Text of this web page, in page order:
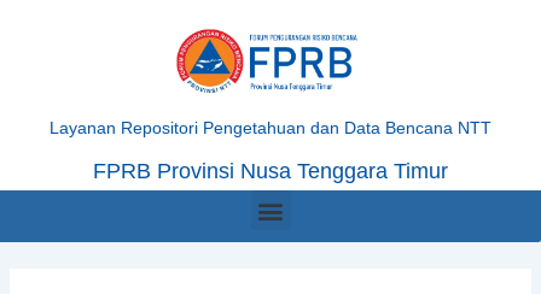
Layanan Repositori Pengetahuan dan Data Bencana NTT
FPRB Provinsi Nusa Tenggara Timur
Menu